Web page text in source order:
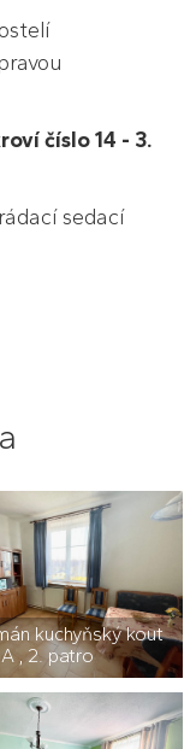
číslo 14 - 3.
sedací
kuchyňský kout
, 2. patro